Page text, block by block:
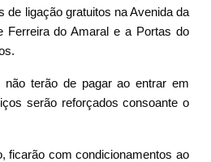
de ligação gratuitos na Avenida da
Ferreira do Amaral e a Portas do
terão de pagar ao entrar em
serão reforçados consoante o
ficarão com condicionamentos ao